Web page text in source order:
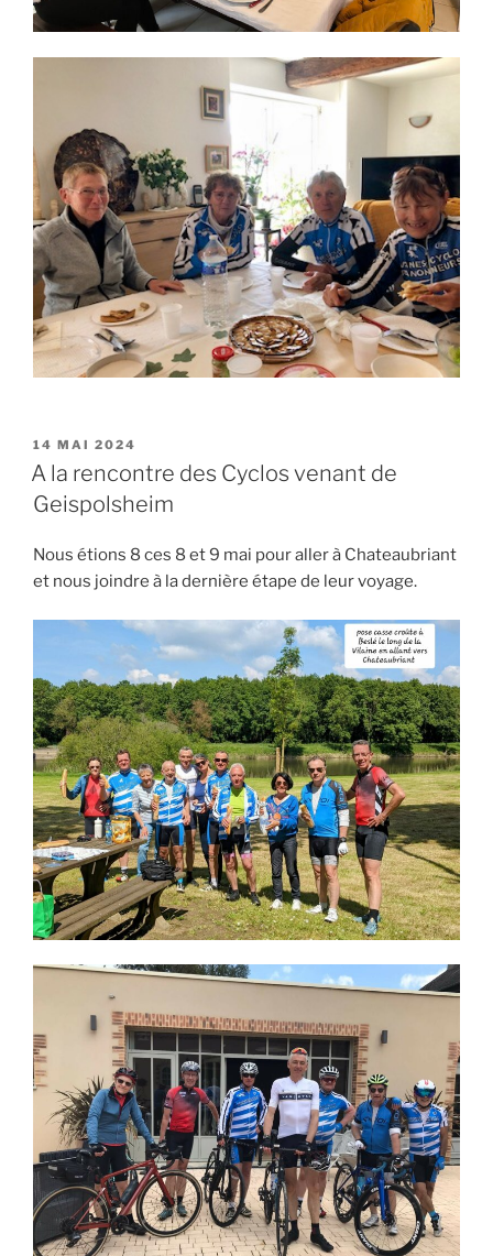
PUBLIÉ
LE
14 MAI 2024
A la rencontre des Cyclos venant de
Geispolsheim
Nous étions 8 ces 8 et 9 mai pour aller à Chateaubriant
et nous joindre à la dernière étape de leur voyage.